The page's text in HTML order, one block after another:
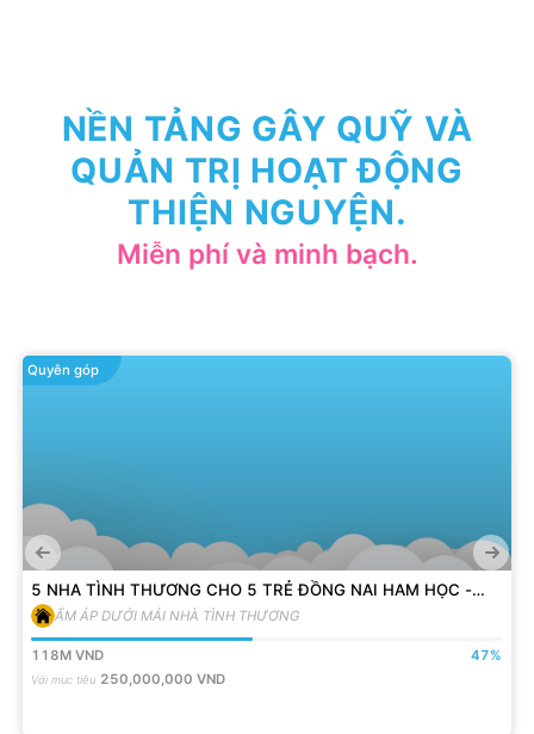
NỀN TẢNG GÂY QUỸ VÀ
QUẢN TRỊ HOẠT ĐỘNG
THIỆN NGUYỆN.
Miễn phí và minh bạch.
Quyên góp
5 NHA TÌNH THƯƠNG CHO 5 TRẺ ĐỒNG NAI HAM HỌC -
VƯỢT KHÓ
ẤM ÁP DƯỚI MÁI NHÀ TÌNH THƯƠNG
118M VND 47%
Với mục tiêu 250,000,000 VND